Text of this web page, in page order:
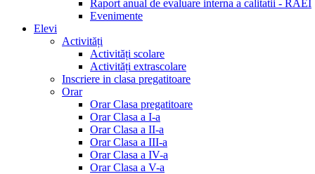
Raport anual de evaluare interna a calitatii - RAEI
Evenimente
Elevi
Activități
Activități scolare
Activități extrascolare
Inscriere in clasa pregatitoare
Orar
Orar Clasa pregatitoare
Orar Clasa a I-a
Orar Clasa a II-a
Orar Clasa a III-a
Orar Clasa a IV-a
Orar Clasa a V-a